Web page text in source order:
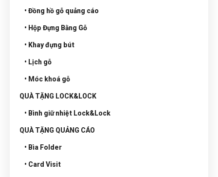
• Đồng hồ gỗ quảng cáo
• Hộp Đựng Bằng Gỗ
• Khay đựng bút
• Lịch gỗ
• Móc khoá gỗ
QUÀ TẶNG LOCK&LOCK
• Bình giữ nhiệt Lock&Lock
QUÀ TẶNG QUẢNG CÁO
• Bìa Folder
• Card Visit